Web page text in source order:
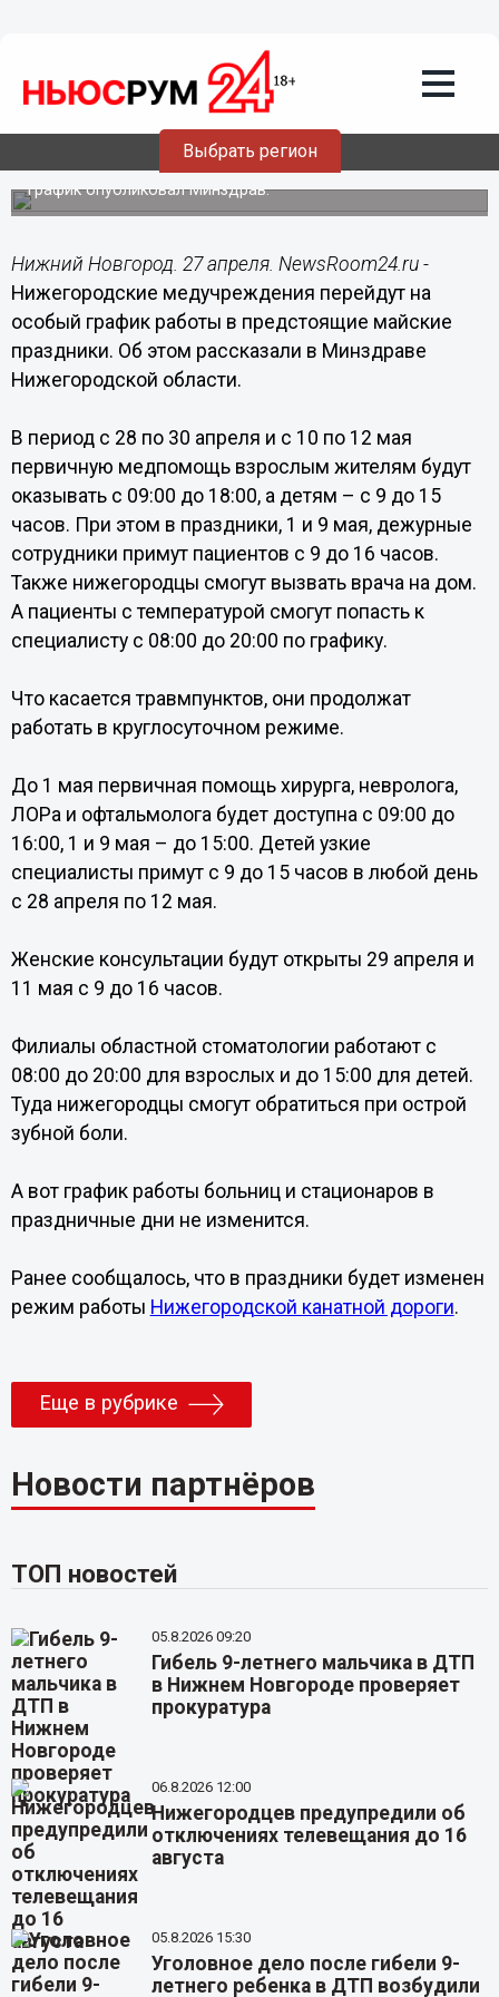
Выбрать регион
Режим работы нижегородских
поликлиник и стоматологий изменится
График опубликовал Минздрав.
Нижний Новгород. 27 апреля. NewsRoom24.ru -
Нижегородские медучреждения перейдут на
особый график работы в предстоящие майские
праздники. Об этом рассказали в Минздраве
Нижегородской области.
В период с 28 по 30 апреля и с 10 по 12 мая
первичную медпомощь взрослым жителям будут
оказывать с 09:00 до 18:00, а детям – с 9 до 15
часов. При этом в праздники, 1 и 9 мая, дежурные
сотрудники примут пациентов с 9 до 16 часов.
Также нижегородцы смогут вызвать врача на дом.
А пациенты с температурой смогут попасть к
специалисту с 08:00 до 20:00 по графику.
Что касается травмпунктов, они продолжат
работать в круглосуточном режиме.
До 1 мая первичная помощь хирурга, невролога,
ЛОРа и офтальмолога будет доступна с 09:00 до
16:00, 1 и 9 мая – до 15:00. Детей узкие
специалисты примут с 9 до 15 часов в любой день
с 28 апреля по 12 мая.
Женские консультации будут открыты 29 апреля и
11 мая с 9 до 16 часов.
Филиалы областной стоматологии работают с
08:00 до 20:00 для взрослых и до 15:00 для детей.
Туда нижегородцы смогут обратиться при острой
зубной боли.
А вот график работы больниц и стационаров в
праздничные дни не изменится.
Ранее сообщалось, что в праздники будет изменен
режим работы Нижегородской канатной дороги.
Еще в рубрике
Новости партнёров
ТОП новостей
05.8.2026 09:20
Гибель 9-летнего мальчика в ДТП
в Нижнем Новгороде проверяет
прокуратура
06.8.2026 12:00
Нижегородцев предупредили об
отключениях телевещания до 16
августа
05.8.2026 15:30
Уголовное дело после гибели 9-
летнего ребенка в ДТП возбудили